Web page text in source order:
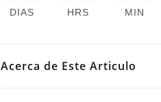
cantidad
DIAS HRS MIN
Acerca de Este Articulo